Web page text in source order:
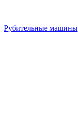
Рубительные машины